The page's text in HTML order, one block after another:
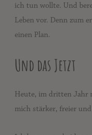
ich tun wollte. Und
Leben vor. Denn zum
einen Plan.
Und das Jetzt
Heute, im dritten Jahr
mich stärker, freier